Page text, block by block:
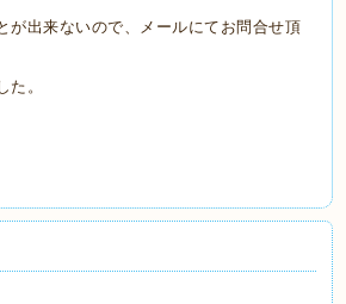
が出来ないので、メールにてお問合せ頂
た。